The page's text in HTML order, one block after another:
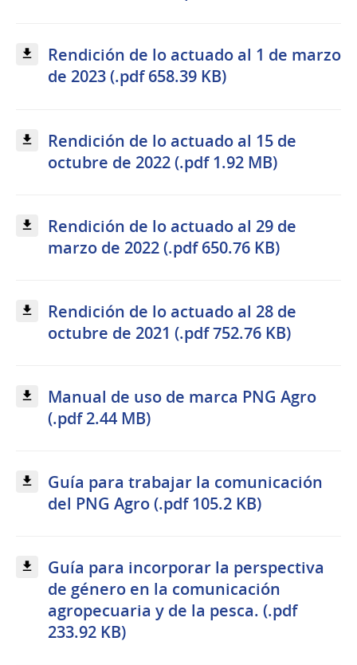
Rendición de lo actuado al 1 de marzo
de 2023 (.pdf 658.39 KB)
Rendición de lo actuado al 15 de
octubre de 2022 (.pdf 1.92 MB)
Rendición de lo actuado al 29 de
marzo de 2022 (.pdf 650.76 KB)
Rendición de lo actuado al 28 de
octubre de 2021 (.pdf 752.76 KB)
Manual de uso de marca PNG Agro
(.pdf 2.44 MB)
Guía para trabajar la comunicación
del PNG Agro (.pdf 105.2 KB)
Guía para incorporar la perspectiva
de género en la comunicación
agropecuaria y de la pesca. (.pdf
233.92 KB)